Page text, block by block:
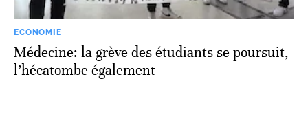
ECONOMIE
Médecine: la grève des étudiants se poursuit,
l’hécatombe également